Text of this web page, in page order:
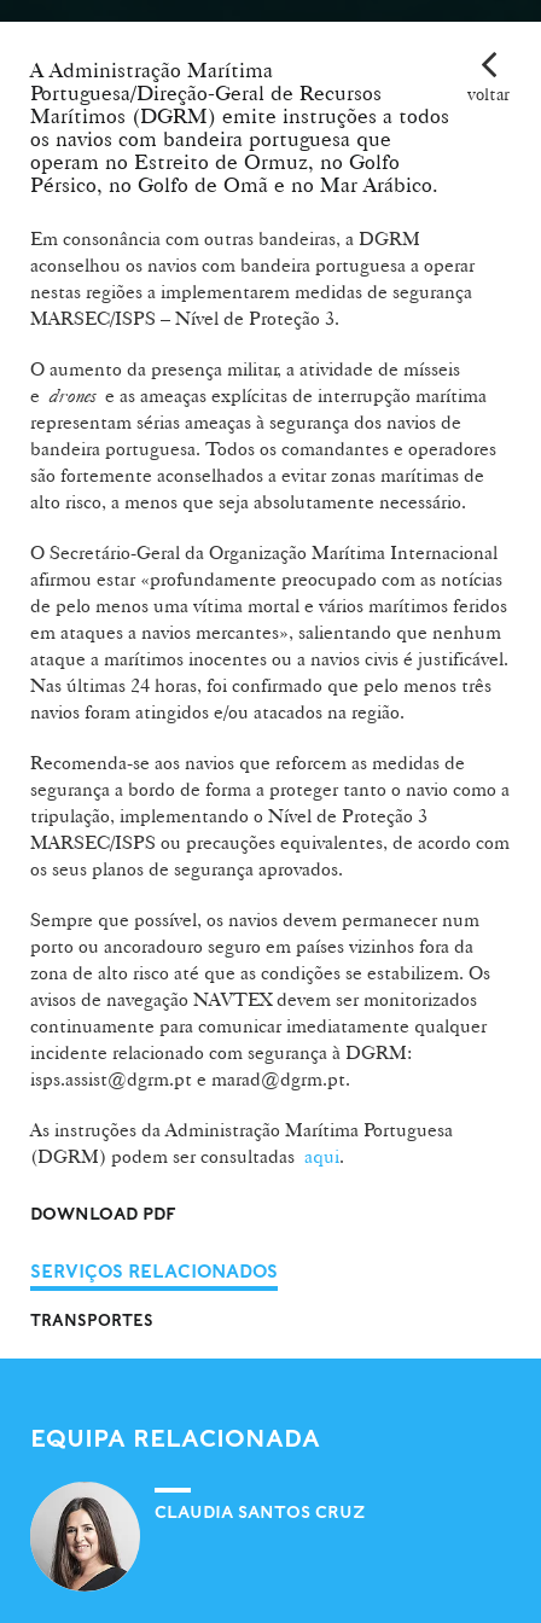
A Administração Marítima
Portuguesa/Direção-Geral de Recursos
Marítimos (DGRM) emite instruções a todos
os navios com bandeira portuguesa que
operam no Estreito de Ormuz, no Golfo
Pérsico, no Golfo de Omã e no Mar Arábico.
voltar
Em consonância com outras bandeiras, a DGRM
aconselhou os navios com bandeira portuguesa a operar
nestas regiões a implementarem medidas de segurança
MARSEC/ISPS – Nível de Proteção 3.
O aumento da presença militar, a atividade de mísseis
edrones e as ameaças explícitas de interrupção marítima
representam sérias ameaças à segurança dos navios de
bandeira portuguesa. Todos os comandantes e operadores
são fortemente aconselhados a evitar zonas marítimas de
alto risco, a menos que seja absolutamente necessário.
O Secretário-Geral da Organização Marítima Internacional
afirmou estar «profundamente preocupado com as notícias
de pelo menos uma vítima mortal e vários marítimos feridos
em ataques a navios mercantes», salientando que nenhum
ataque a marítimos inocentes ou a navios civis é justificável.
Nas últimas 24 horas, foi confirmado que pelo menos três
navios foram atingidos e/ou atacados na região.
Recomenda-se aos navios que reforcem as medidas de
segurança a bordo de forma a proteger tanto o navio como a
tripulação, implementando o Nível de Proteção 3
MARSEC/ISPS ou precauções equivalentes, de acordo com
os seus planos de segurança aprovados.
Sempre que possível, os navios devem permanecer num
porto ou ancoradouro seguro em países vizinhos fora da
zona de alto risco até que as condições se estabilizem. Os
avisos de navegação NAVTEX devem ser monitorizados
continuamente para comunicar imediatamente qualquer
incidente relacionado com segurança à DGRM:
isps.assist@dgrm.pt e marad@dgrm.pt.
As instruções da Administração Marítima Portuguesa
(DGRM) podem ser consultadas aqui.
DOWNLOAD PDF
SERVIÇOS RELACIONADOS
TRANSPORTES
EQUIPA RELACIONADA
CLAUDIA SANTOS CRUZ